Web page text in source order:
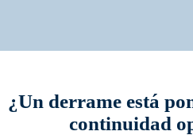
¿Un derrame está
continuidad